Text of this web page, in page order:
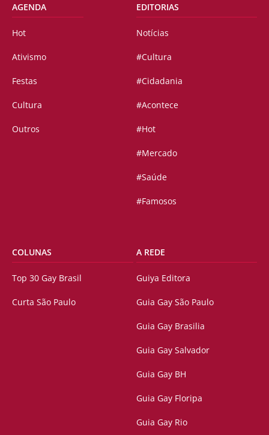
AGENDA
Hot
Ativismo
Festas
Cultura
Outros
EDITORIAS
Notícias
#Cultura
#Cidadania
#Acontece
#Hot
#Mercado
#Saúde
#Famosos
COLUNAS
Top 30 Gay Brasil
Curta São Paulo
A REDE
Guiya Editora
Guia Gay São Paulo
Guia Gay Brasilia
Guia Gay Salvador
Guia Gay BH
Guia Gay Floripa
Guia Gay Rio